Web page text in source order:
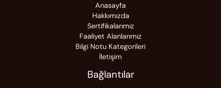
Anasayfa
Hakkımızda
Sertifikalarımız
Faaliyet Alanlarımız
Bilgi Notu Kategorileri
İletişim
Bağlantılar